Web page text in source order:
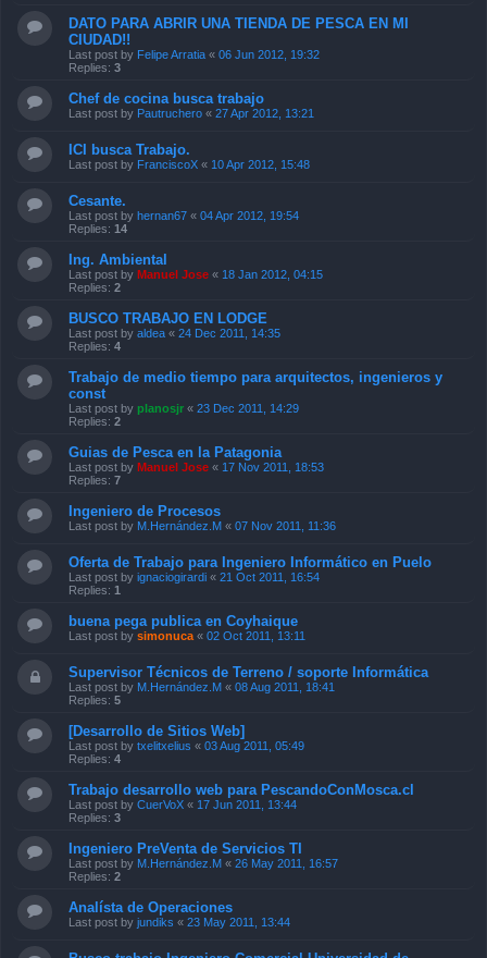
DATO PARA ABRIR UNA TIENDA DE PESCA EN MI
CIUDAD!!
Last post by Felipe Arratia « 06 Jun 2012, 19:32
Replies: 3
Chef de cocina busca trabajo
Last post by Pautruchero « 27 Apr 2012, 13:21
ICI busca Trabajo.
Last post by FranciscoX « 10 Apr 2012, 15:48
Cesante.
Last post by hernan67 « 04 Apr 2012, 19:54
Replies: 14
Ing. Ambiental
Last post by Manuel Jose « 18 Jan 2012, 04:15
Replies: 2
BUSCO TRABAJO EN LODGE
Last post by aldea « 24 Dec 2011, 14:35
Replies: 4
Trabajo de medio tiempo para arquitectos, ingenieros y
const
Last post by planosjr « 23 Dec 2011, 14:29
Replies: 2
Guias de Pesca en la Patagonia
Last post by Manuel Jose « 17 Nov 2011, 18:53
Replies: 7
Ingeniero de Procesos
Last post by M.Hernández.M « 07 Nov 2011, 11:36
Oferta de Trabajo para Ingeniero Informático en Puelo
Last post by ignaciogirardi « 21 Oct 2011, 16:54
Replies: 1
buena pega publica en Coyhaique
Last post by simonuca « 02 Oct 2011, 13:11
Supervisor Técnicos de Terreno / soporte Informática
Last post by M.Hernández.M « 08 Aug 2011, 18:41
Replies: 5
[Desarrollo de Sitios Web]
Last post by txelitxelius « 03 Aug 2011, 05:49
Replies: 4
Trabajo desarrollo web para PescandoConMosca.cl
Last post by CuerVoX « 17 Jun 2011, 13:44
Replies: 3
Ingeniero PreVenta de Servicios TI
Last post by M.Hernández.M « 26 May 2011, 16:57
Replies: 2
Analísta de Operaciones
Last post by jundiks « 23 May 2011, 13:44